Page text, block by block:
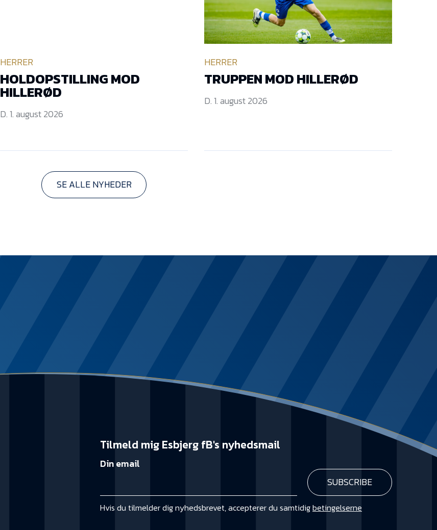
HERRER
HOLDOPSTILLING MOD
HILLERØD
D. 1. august 2026
HERRER
TRUPPEN MOD HILLERØD
D. 1. august 2026
SE ALLE NYHEDER
Tilmeld mig Esbjerg fB's nyhedsmail
Din email
Hvis du tilmelder dig nyhedsbrevet, accepterer du samtidigbetingelserne